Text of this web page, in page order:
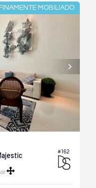
FINAMENTE MOBILIADO
#162
00